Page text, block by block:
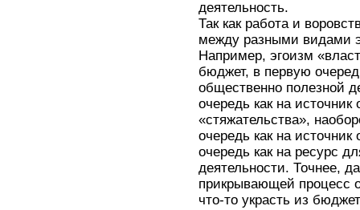
деятельность.
Так как работа и
между разными видами
Например, эгоизм
бюджет, в первую
общественно полезной
очередь как на
«стяжательства»,
очередь как на
очередь как на ресурс
деятельности. Точнее,
прикрывающей процесс
что-то украсть из